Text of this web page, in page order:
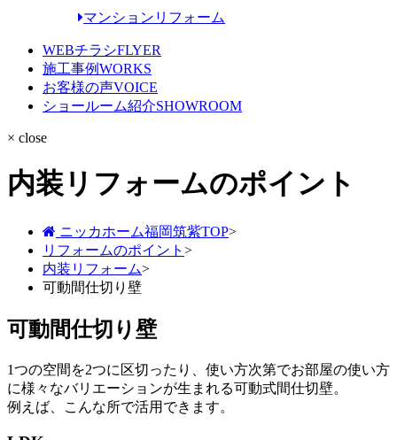
マンションリフォーム
WEBチラシFLYER
施工事例WORKS
お客様の声VOICE
ショールーム紹介SHOWROOM
× close
内装リフォームのポイント
ニッカホーム福岡筑紫TOP>
リフォームのポイント >
内装リフォーム>
可動間仕切り壁
可動間仕切り壁
1つの空間を2つに区切ったり、使い方次第でお部屋の使い方
に様々なバリエーションが生まれる可動式間仕切壁。
例えば、こんな所で活用できます。